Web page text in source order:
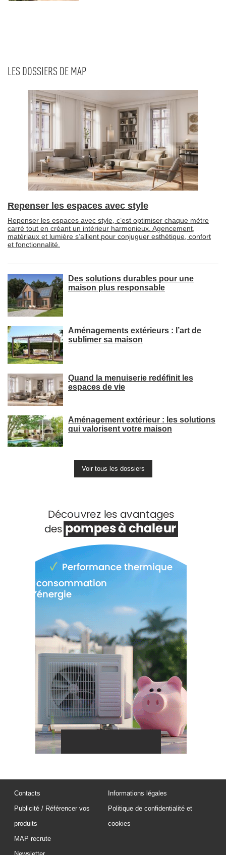
LES DOSSIERS DE MAP
Repenser les espaces avec style
Repenser les espaces avec style, c’est optimiser chaque mètre
carré tout en créant un intérieur harmonieux. Agencement,
matériaux et lumière s’allient pour conjuguer esthétique, confort
et fonctionnalité.
Des solutions durables pour une
maison plus responsable
Aménagements extérieurs : l’art de
sublimer sa maison
Quand la menuiserie redéfinit les
espaces de vie
Aménagement extérieur : les solutions
qui valorisent votre maison
Voir tous les dossiers
Contacts
Publicité / Référencer vos
produits
MAP recrute
Informations légales
Politique de confidentialité et
cookies